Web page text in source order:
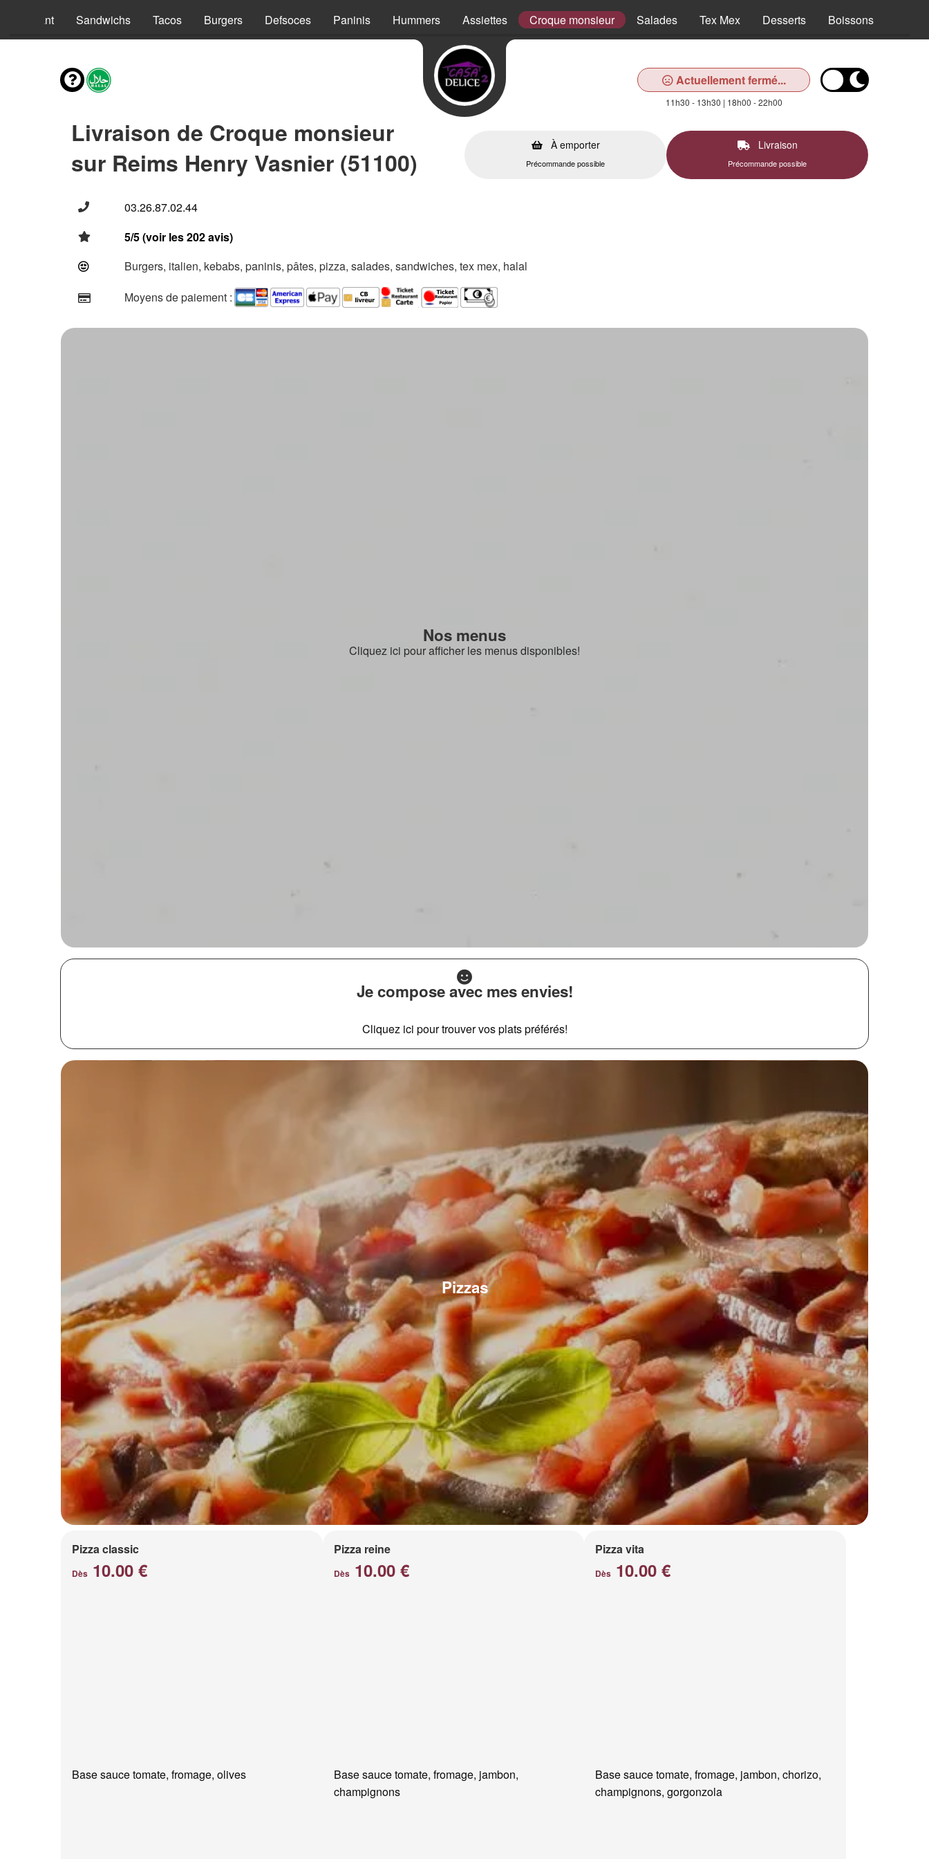
Enfant Sandwichs Tacos Burgers Defsoces Paninis Hummers Assiettes Croque monsieur Salades Tex Mex Desserts Boissons
Actuellement fermé...
11h30 - 13h30 | 18h00 - 22h00
Livraison de Croque monsieur
sur Reims Henry Vasnier (51100)
À emporter
Précommande possible
Livraison
Précommande possible
03.26.87.02.44
5/5 (voir les 202 avis)
Burgers, italien, kebabs, paninis, pâtes, pizza, salades, sandwiches, tex mex, halal
Moyens de paiement :
Nos menus
Cliquez ici pour afficher les menus disponibles!
Je compose avec mes envies!
Cliquez ici pour trouver vos plats préférés!
Pizzas
Pizza classic
Dès 10.00 €
Base sauce tomate, fromage, olives
Pizza reine
Dès10.00 €
Base sauce tomate, fromage, jambon,
champignons
Pizza vita
Dès 10.00 €
Base sauce tomate, fromage, jambon, chorizo,
champignons, gorgonzola